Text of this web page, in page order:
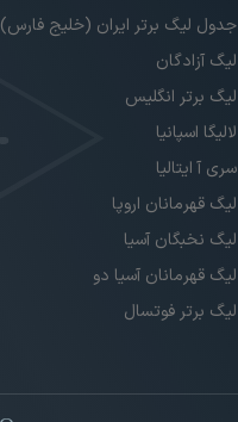
جدول لیگ برتر ایران (خلیج فارس)
لیگ آزادگان
لیگ برتر انگلیس
لالیگا اسپانیا
سری آ ایتالیا
لیگ قهرمانان اروپا
لیگ نخبگان آسیا
لیگ قهرمانان آسیا دو
لیگ برتر فوتسال